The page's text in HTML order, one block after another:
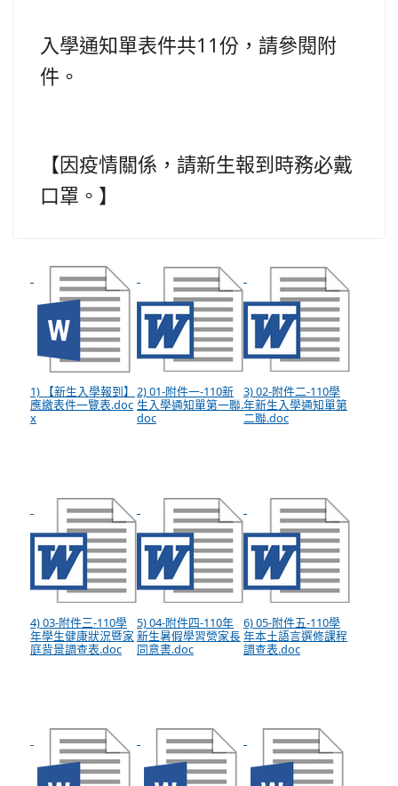
入學通知單表件共11份，請參閱附
件。
【因疫情關係，請新生報到時務必戴
口罩。】
1) 【新生入學報到】
應繳表件一覽表.doc
x
2) 01-附件一-110新
生入學通知單第一聯.
doc
3) 02-附件二-110學
年新生入學通知單第
二聯.doc
4) 03-附件三-110學
年學生健康狀況暨家
庭背景調查表.doc
5) 04-附件四-110年
新生暑假學習營家長
同意書.doc
6) 05-附件五-110學
年本土語言選修課程
調查表.doc